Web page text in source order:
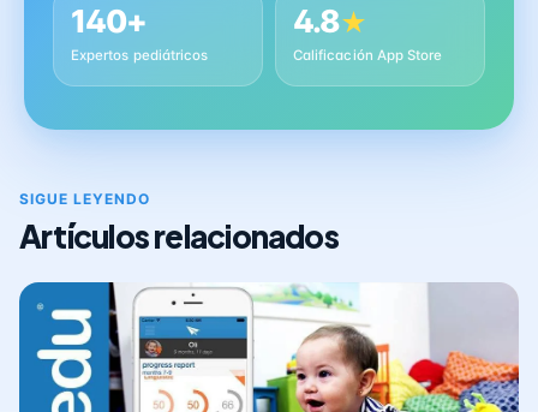
140+
Expertos pediátricos
4.8★
Calificación App Store
SIGUE LEYENDO
Artículos relacionados